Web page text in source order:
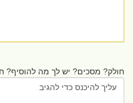
חולק? מסכים? יש לך מה להוסיף?